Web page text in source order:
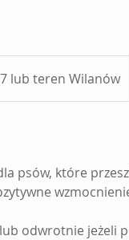
lub teren Wilanów
psów, które
odwrotnie jeżeli